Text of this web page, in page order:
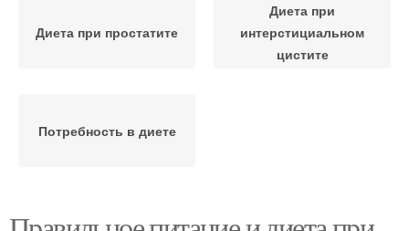
Диета при простатите
Диета при
интерстициальном
цистите
Потребность в диете